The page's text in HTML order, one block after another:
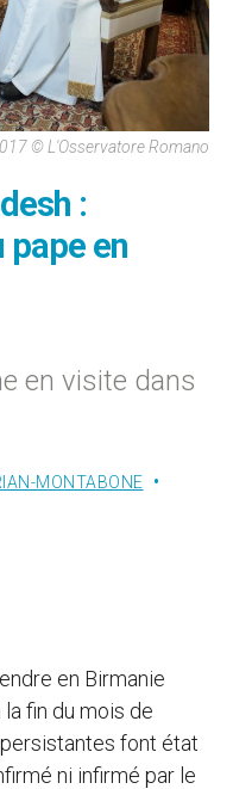
© L'Osservatore Romano
:
pape en
en visite dans
MONTABONE
en Birmanie
fin du mois de
font état
ni infirmé par le